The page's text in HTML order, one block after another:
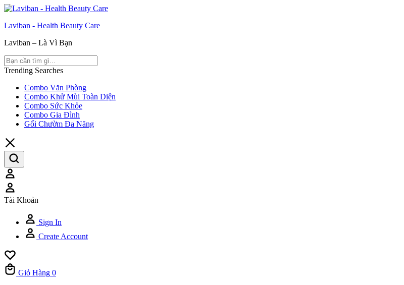
Laviban - Health Beauty Care
Laviban – Là Vì Bạn
Trending Searches
Combo Văn Phòng
Combo Khử Mùi Toàn Diện
Combo Sức Khỏe
Combo Gia Đình
Gối Chườm Đa Năng
Tài Khoản
Sign In
Create Account
Giỏ Hàng 0